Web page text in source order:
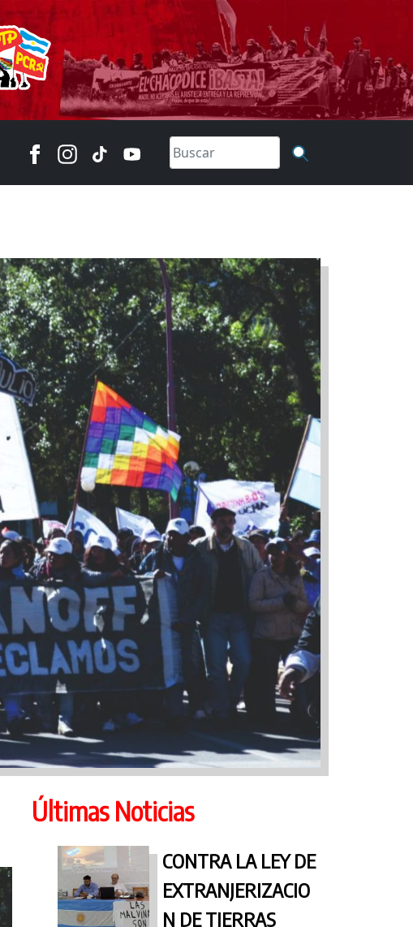
Últimas Noticias
CONTRA LA LEY DE
EXTRANJERIZACIO
N DE TIERRAS